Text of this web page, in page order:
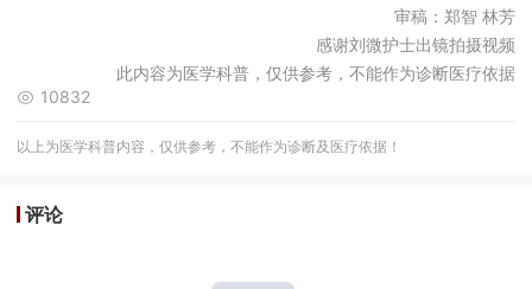
审稿：郑智 林芳
感谢刘微护士出镜拍摄视频
此内容为医学科普，仅供参考，不能作为诊断医疗依据
10832
以上为医学科普内容，仅供参考，不能作为诊断及医疗依据！
评论